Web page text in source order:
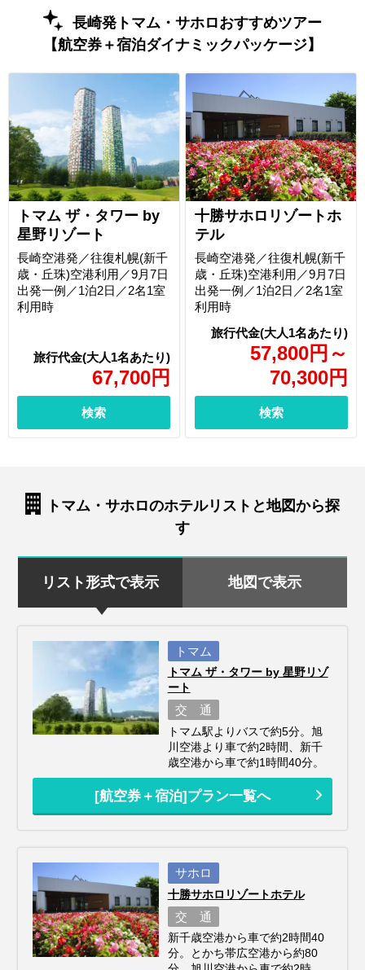
長崎発トマム・サホロおすすめツアー
【航空券＋宿泊ダイナミックパッケージ】
トマム ザ・タワー by
星野リゾート
67,700円
長崎空港発／往復札幌(新千
歳・丘珠)空港利用／9月7日
出発一例／1泊2日／2名1室
利用時
検索
十勝サホロリゾートホ
テル
57,800円 ～
70,300円
長崎空港発／往復札幌(新千
歳・丘珠)空港利用／9月7日
出発一例／1泊2日／2名1室
利用時
検索
トマム・サホロのホテルリストと地図から探
す
リスト形式で表示 地図で表示
トマム
トマム ザ・タワー by 星野リゾ
ート
交 通
トマム駅よりバスで約5分。旭
川空港より車で約2時間、新千
歳空港から車で約1時間40分。
[航空券＋宿泊]プラン一覧へ
サホロ
十勝サホロリゾートホテル
交 通
新千歳空港から車で約2時間40
分。とかち帯広空港から約80